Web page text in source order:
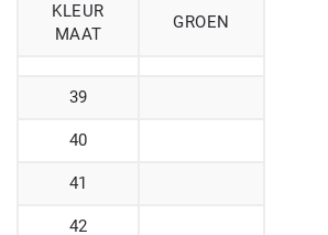
KLEUR
MAAT
GROEN
39
40
41
42